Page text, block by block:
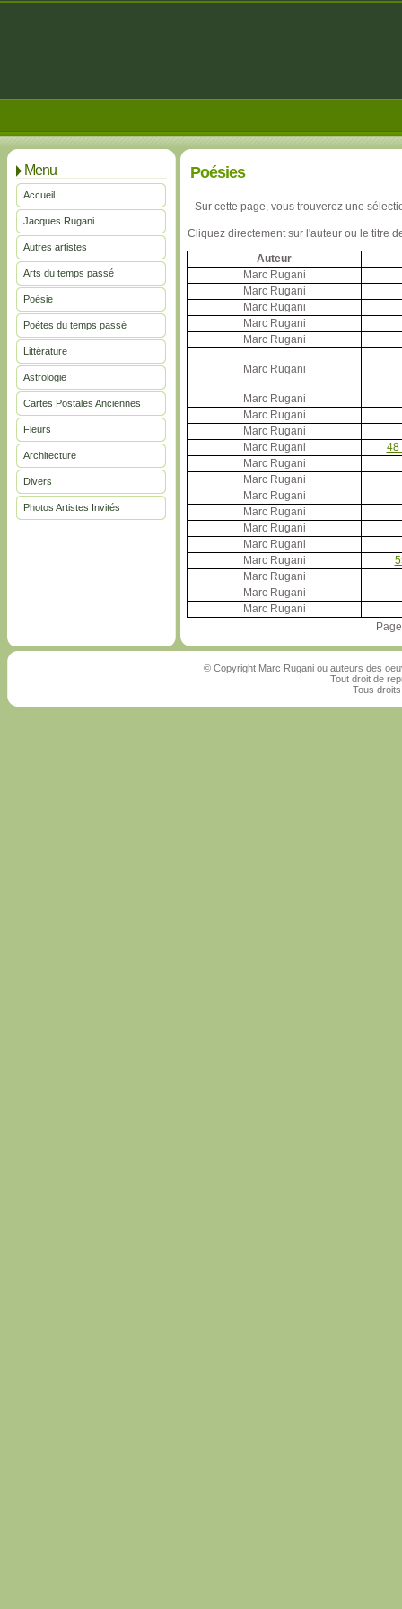
Menu
Accueil
Jacques Rugani
Autres artistes
Arts du temps passé
Poésie
Poètes du temps passé
Littérature
Astrologie
Cartes Postales Anciennes
Fleurs
Architecture
Divers
Photos Artistes Invités
Poésies
Sur cette page, vous trouverez une
Cliquez directement sur l'auteur ou le titre
Auteur
Marc Rugani
Marc Rugani
Marc Rugani
Marc Rugani
Marc Rugani
Marc Rugani
Marc Rugani
Marc Rugani
Marc Rugani
Marc Rugani
48
Marc Rugani
Marc Rugani
Marc Rugani
Marc Rugani
Marc Rugani
Marc Rugani
Marc Rugani
Marc Rugani
Marc Rugani
Marc Rugani
© Copyright Marc Rugani ou auteurs des
Tout droit de
Tous